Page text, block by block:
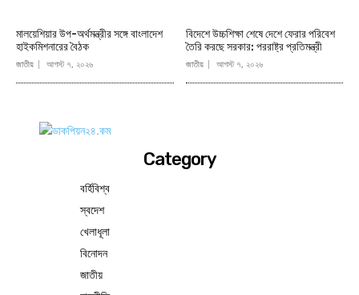
মালয়েশিয়ার উপ-অর্থমন্ত্রীর সঙ্গে বাংলাদেশ
হাইকমিশনারের বৈঠক
জাতীয় আগস্ট ৭, ২০২৬
বিদেশে উচ্চশিক্ষা শেষে দেশে ফেরার পরিবেশ
তৈরি করছে সরকার: পররাষ্ট্র প্রতিমন্ত্রী
জাতীয় আগস্ট ৭, ২০২৬
Category
বর্হিবিশ্ব
স্বদেশ
খেলাধূলা
বিনোদন
জাতীয়